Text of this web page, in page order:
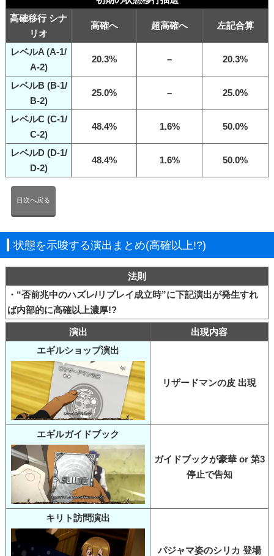
高確移行 シナ
リオ
高確へ 超高確へ 左記合算
レベルA (A-1/
A-2)
20.3% – 20.3%
レベルB (B-1/
B-2)
25.0% – 25.0%
レベルC (C-1/
C-2)
48.4% 1.6% 50.0%
レベルD (D-1/
D-2)
48.4% 1.6% 50.0%
目次へ戻る
状態を示唆する演出まとめ(高確以上!?)
法則
・“否前兆中のハズレ/リプレイ成立時”に下記演出が発生すれ
ば内部的に高確以上濃厚!?
演出
出現内容
エギルショップ演出
リザードマンの皮 出現
エギルガイドブック
ガイドブックが豪華 or 第3
停止で告知
キリト訪問演出
パジャマ姿のシリカ 登場